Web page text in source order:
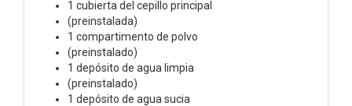
1 cubierta del cepillo principal
(preinstalada)
1 compartimento de polvo
(preinstalado)
1 depósito de agua limpia
(preinstalado)
1 depósito de agua sucia